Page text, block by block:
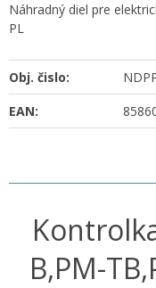
Náhradný diel pre
PL
Obj. čislo:
EAN:
B,PM-